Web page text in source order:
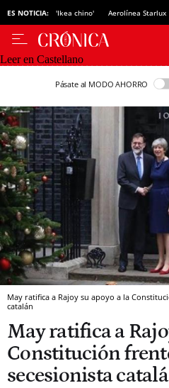
ES NOTICIA: 'Ikea chino' Aerolínea Starlux
Leer en Castellano
Pásate al MODO AHORRO
May ratifica a Rajoy su apoyo a la
catalán
May ratifica a
Constitución
secesionista